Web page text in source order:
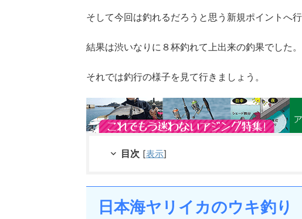
そして今回は釣れるだろうと思う新規ポイントへ
結果は渋いなりに８杯釣れて上出来の釣果でした。
それでは釣行の様子を見て行きましょう。
目次 [表示]
日本海ヤリイカのウキ釣り